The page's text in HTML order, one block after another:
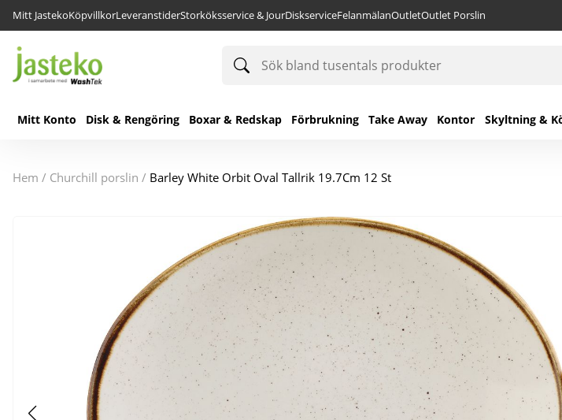
Mitt JastekoKöpvillkorLeveranstiderStorköksservice & JourDiskserviceFelanmälanOutletOutlet Porslin
Sök
bland
produkter
Mitt Konto Disk & Rengöring Boxar & Redskap Förbrukning Take Away Kontor Skyltning &
hem / churchill porslin / Barley White Orbit Oval Tallrik 19.7Cm 12 St